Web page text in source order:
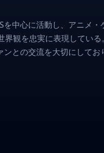
中心に活動し、アニメ
観を忠実に表現してい
との交流を大切にして